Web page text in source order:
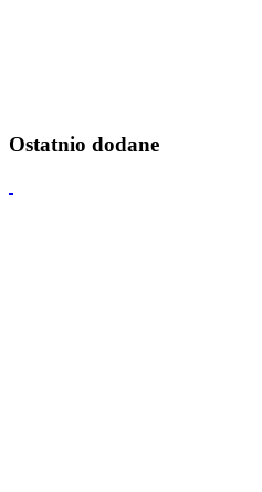
Ostatnio dodane